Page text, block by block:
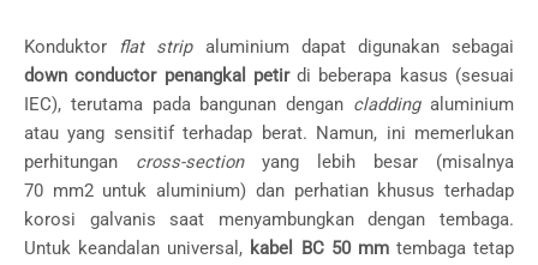
Konduktor flat stripaluminium dapat digunakan sebagai
down conductor penangkal petirdi beberapa kasus (sesuai
IEC), terutama pada bangunan dengan claddingaluminium
atau yang sensitif terhadap berat. Namun, ini memerlukan
perhitungan cross-sectionyang lebih besar (misalnya
70 mm2untuk aluminium) dan perhatian khusus terhadap
korosi galvanis saat menyambungkan dengan tembaga.
Untuk keandalan universal, kabel BC 50 mmtembaga tetap